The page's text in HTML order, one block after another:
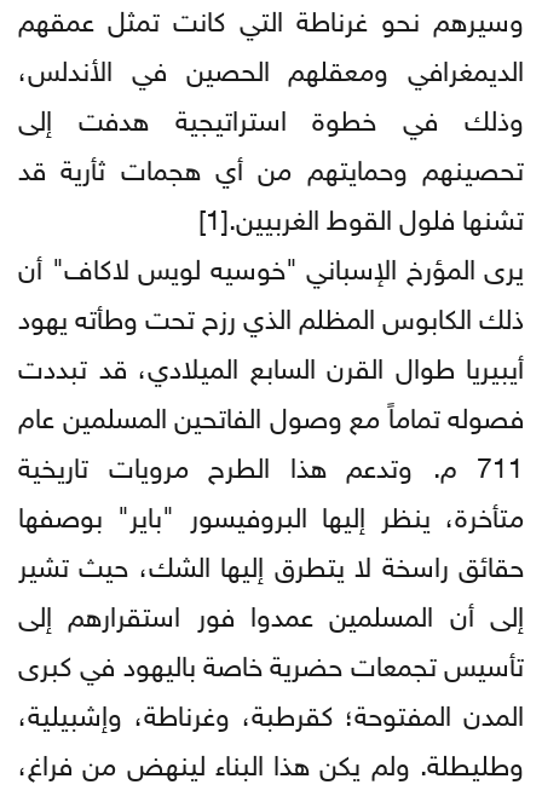
وسيرهم نحو غرناطة التي كانت تمثل عمقهم
الديمغرافي ومعقلهم الحصين في الأندلس،
وذلك في خطوة استراتيجية هدفت إلى
تحصينهم وحمايتهم من أي هجمات ثأرية قد
تشنها فلول القوط الغربيين.[1]
يرى المؤرخ الإسباني "خوسيه لويس لاكاف" أن
ذلك الكابوس المظلم الذي رزح تحت وطأته يهود
أيبيريا طوال القرن السابع الميلادي، قد تبددت
فصوله تماماً مع وصول الفاتحين المسلمين عام
711 م. وتدعم هذا الطرح مرويات تاريخية
متأخرة، ينظر إليها البروفيسور "باير" بوصفها
حقائق راسخة لا يتطرق إليها الشك، حيث تشير
إلى أن المسلمين عمدوا فور استقرارهم إلى
تأسيس تجمعات حضرية خاصة باليهود في كبرى
المدن المفتوحة؛ كقرطبة، وغرناطة، وإشبيلية،
وطليطلة. ولم يكن هذا البناء لينهض من فراغ،